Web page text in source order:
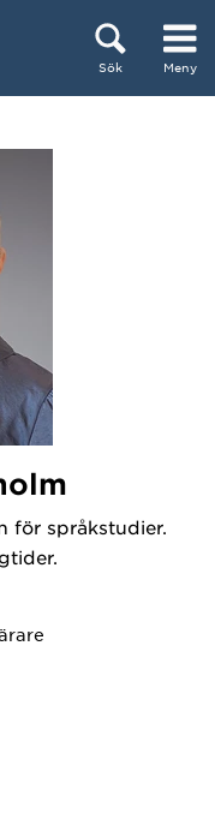
Sök Meny
för språkstudier.